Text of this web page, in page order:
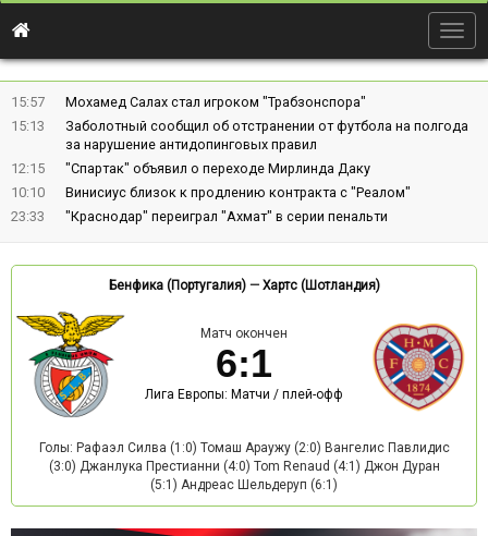
15:57
Мохамед Салах стал игроком "Трабзонспора"
15:13
Заболотный сообщил об отстранении от футбола на полгода
за нарушение антидопинговых правил
12:15
"Спартак" объявил о переходе Мирлинда Даку
10:10
Винисиус близок к продлению контракта с "Реалом"
23:33
"Краснодар" переиграл "Ахмат" в серии пенальти
Бенфика (Португалия)— Хартс (Шотландия)
Матч окончен
6:1
Лига Европы: Матчи / плей-офф
Голы: Рафаэл Силва (1:0) Томаш Араужу (2:0) Вангелис Павлидис
(3:0) Джанлука Престианни (4:0) Tom Renaud (4:1) Джон Дуран
(5:1) Андреас Шельдеруп (6:1)